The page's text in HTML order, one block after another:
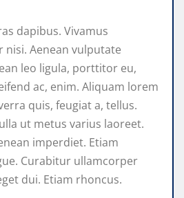
dapibus. Vivamus
nisi. Aenean vulputate
leo ligula, porttitor eu,
ac, enim. Aliquam lorem
quis, feugiat a, tellus.
ut metus varius laoreet.
imperdiet. Etiam
Curabitur ullamcorper
dui. Etiam rhoncus.